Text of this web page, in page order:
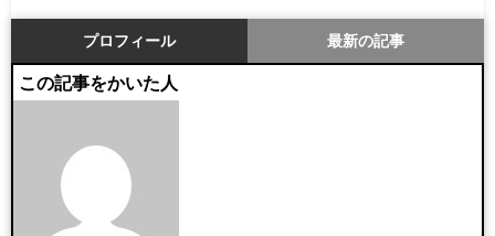
プロフィール 最新の記事
この記事をかいた人